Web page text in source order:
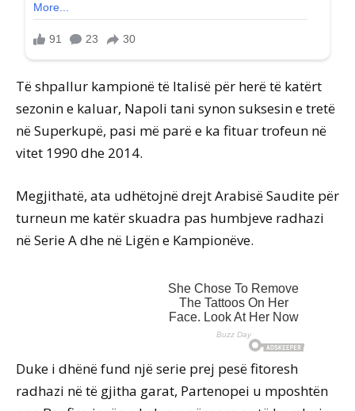
Të shpallur kampionë të Italisë për herë të katërt
sezonin e kaluar, Napoli tani synon suksesin e tretë
në Superkupë, pasi më parë e ka fituar trofeun në
vitet 1990 dhe 2014.
Megjithatë, ata udhëtojnë drejt Arabisë Saudite për
turneun me katër skuadra pas humbjeve radhazi
në Serie A dhe në Ligën e Kampionëve.
Duke i dhënë fund një serie prej pesë fitoresh
radhazi në të gjitha garat, Partenopei u mposhtën